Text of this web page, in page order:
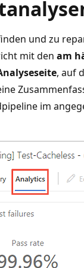
und zu
mit den am
, auf
im